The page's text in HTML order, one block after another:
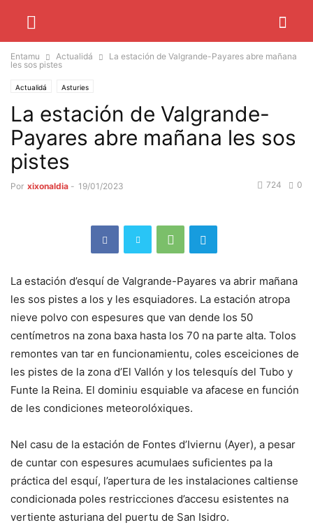
Entamu Actualidá
La estación de Valgrande-Payares abre mañana
les sos pistes
Actualidá Asturies
La estación de Valgrande-
Payares abre mañana les sos
pistes
Por xixonaldia - 19/01/2023 0
724
La estación d’esquí de Valgrande-Payares va abrir mañana
les sos pistes a los y les esquiadores. La estación atropa
nieve polvo con espesures que van dende los 50
centímetros na zona baxa hasta los 70 na parte alta. Tolos
remontes van tar en funcionamientu, coles esceiciones de
les pistes de la zona d’El Vallón y los telesquís del Tubo y
Funte la Reina. El dominiu esquiable va afacese en función
de les condiciones meteorolóxiques.
Nel casu de la estación de Fontes d’Iviernu (Ayer), a pesar
de cuntar con espesures acumulaes suficientes pa la
práctica del esquí, l’apertura de les instalaciones caltiense
condicionada poles restricciones d’accesu esistentes na
vertiente asturiana del puertu de San Isidro.